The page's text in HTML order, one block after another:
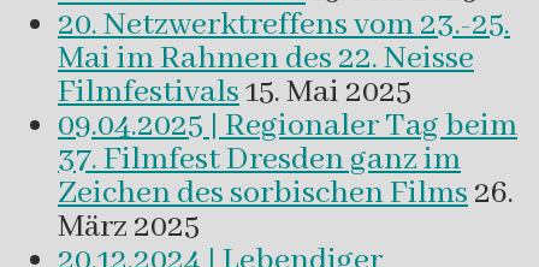
20. Netzwerktreffens vom 23.-25.
Mai im Rahmen des 22. Neisse
Filmfestivals15. Mai 2025
09.04.2025 | Regionaler Tag beim
37. Filmfest Dresden ganz im
Zeichen des sorbischen Films26.
März 2025